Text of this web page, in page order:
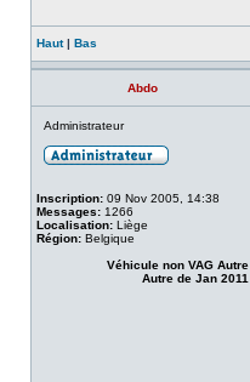
Haut| Bas
Abdo
Administrateur
Inscription: 09 Nov 2005, 14:38
Messages: 1266
Localisation: Liège
Région: Belgique
Véhicule non VAG Autre
Autre de Jan 2011